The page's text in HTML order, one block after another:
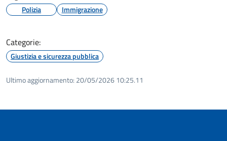
Polizia Immigrazione
Categorie:
Giustizia e sicurezza pubblica
Ultimo aggiornamento: 20/05/2026 10:25.11